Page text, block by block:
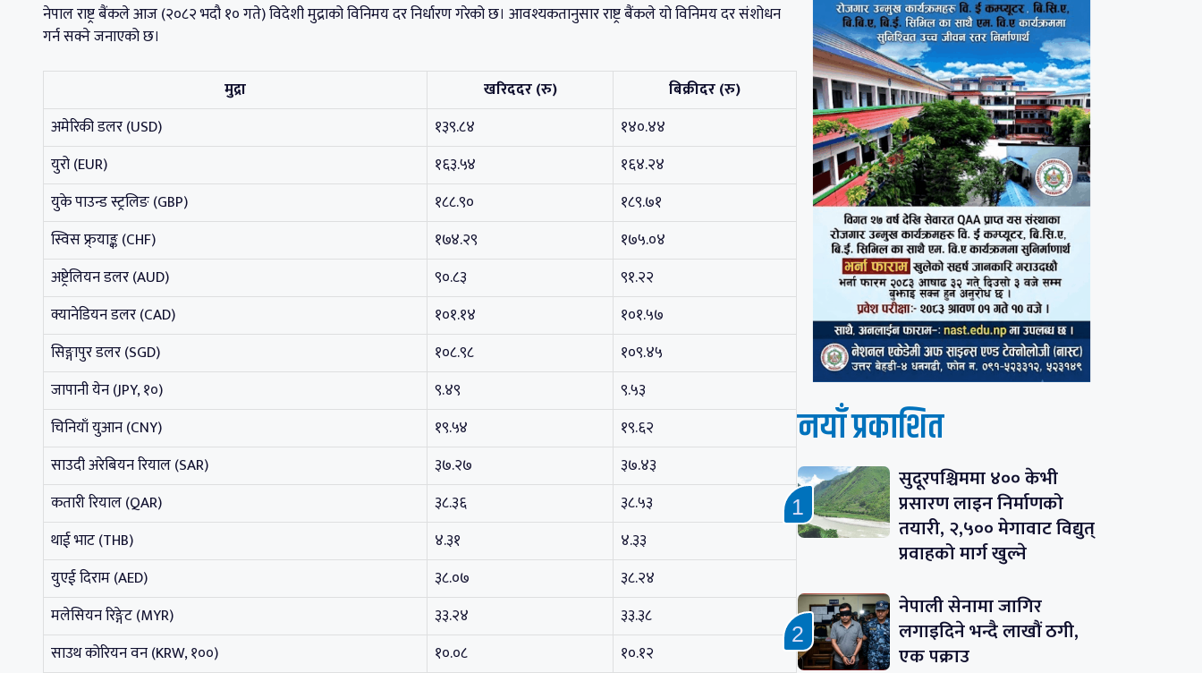
नेपाल राष्ट्र बैंकले आज (२०८२ भदौ १० गते) विदेशी मुद्राको विनिमय दर निर्धारण गरेको छ। आवश्यकतानुसार राष्ट्र बैंकले यो विनिमय दर संशोधन
गर्न सक्ने जनाएको छ।
मुद्रा खरिददर (रु)
बिक्रीदर (रु)
अमेरिकी डलर (USD)
१३९.८४
१४०.४४
युरो (EUR)
१६३.५४
१६४.२४
युके पाउन्ड स्ट्रलिङ (GBP)
१८८.९०
१८९.७१
स्विस फ्र्याङ्क (CHF)
१७४.२९
१७५.०४
अष्ट्रेलियन डलर (AUD)
९०.८३
९१.२२
क्यानेडियन डलर (CAD)
१०१.१४
१०१.५७
सिङ्गापुर डलर (SGD)
१०८.९८
१०९.४५
जापानी येन (JPY, १०)
९.४९
९.५३
चिनियाँ युआन (CNY)
१९.५४
१९.६२
साउदी अरेबियन रियाल (SAR)
३७.२७
३७.४३
कतारी रियाल (QAR)
३८.३६
३८.५३
थाई भाट (THB)
४.३१
४.३३
युएई दिराम (AED)
३८.०७
३८.२४
मलेसियन रिङ्गेट (MYR)
३३.२४
३३.३८
साउथ कोरियन वन (KRW, १००)
१०.०८
१०.१२
नयाँ प्रकाशित
सुदूरपश्चिममा ४०० केभी
प्रसारण लाइन निर्माणको
तयारी, २,५०० मेगावाट विद्युत्
प्रवाहको मार्ग खुल्ने
नेपाली सेनामा जागिर
लगाइदिने भन्दै लाखौं ठगी,
एक पक्राउ